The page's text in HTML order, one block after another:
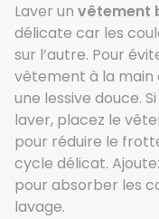
Laver un vêtement
délicate car les
sur l’autre. Pour
vêtement à la main
une lessive douce.
laver, placez le
pour réduire le
cycle délicat.
pour absorber les
lavage.